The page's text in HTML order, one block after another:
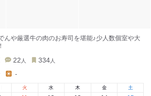
んや厳選牛の肉のお寿司を堪能♪少人数個室や大
22 人 334 人
-
火 水 木 金 土